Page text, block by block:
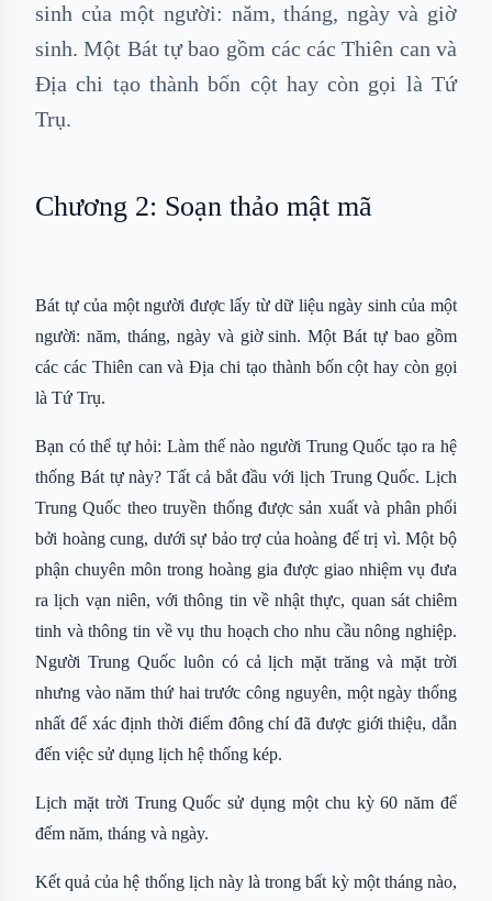
sinh của một người: năm, tháng, ngày và giờ
sinh. Một Bát tự bao gồm các các Thiên can và
Địa chi tạo thành bốn cột hay còn gọi là Tứ
Trụ.
Chương 2: Soạn thảo mật mã
Bát tự của một người được lấy từ dữ liệu ngày sinh của một
người: năm, tháng, ngày và giờ sinh. Một Bát tự bao gồm
các các Thiên can và Địa chi tạo thành bốn cột hay còn gọi
là Tứ Trụ.
Bạn có thể tự hỏi: Làm thế nào người Trung Quốc tạo ra hệ
thống Bát tự này? Tất cả bắt đầu với lịch Trung Quốc. Lịch
Trung Quốc theo truyền thống được sản xuất và phân phối
bởi hoàng cung, dưới sự bảo trợ của hoàng đế trị vì. Một bộ
phận chuyên môn trong hoàng gia được giao nhiệm vụ đưa
ra lịch vạn niên, với thông tin về nhật thực, quan sát chiêm
tinh và thông tin về vụ thu hoạch cho nhu cầu nông nghiệp.
Người Trung Quốc luôn có cả lịch mặt trăng và mặt trời
nhưng vào năm thứ hai trước công nguyên, một ngày thống
nhất để xác định thời điểm đông chí đã được giới thiệu, dẫn
đến việc sử dụng lịch hệ thống kép.
Lịch mặt trời Trung Quốc sử dụng một chu kỳ 60 năm để
đếm năm, tháng và ngày.
Kết quả của hệ thống lịch này là trong bất kỳ một tháng nào,